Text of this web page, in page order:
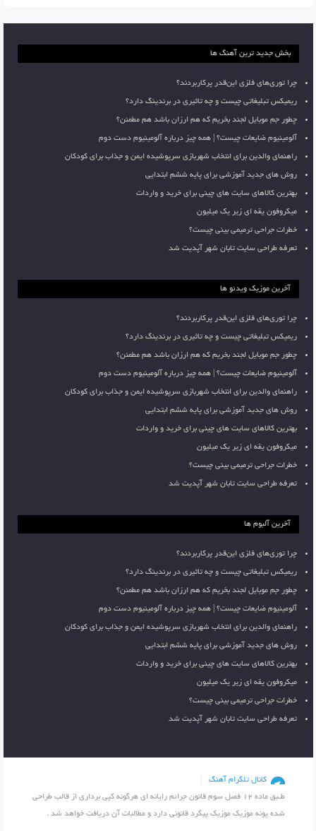
بخش جدید ترین آهنگ ها
چرا توری‌های فلزی این‌قدر پرکاربردند؟
ریمیکس تبلیغاتی چیست و چه تاثیری در برندینگ دارد؟
چطور جم موبایل لجند بخریم که هم ارزان باشد هم مطمئن؟
آلومینیوم ضایعات چیست؟ | همه چیز درباره آلومینیوم دست دوم
راهنمای والدین برای انتخاب شهربازی سرپوشیده ایمن و جذاب برای کودکان
روش های جدید آموزشی برای پایه ششم ابتدایی
بهترین کالاهای سایت های چینی برای خرید و واردات
میکروفون یقه ای زیر یک میلیون
خطرات جراحی ترمیمی بینی چیست؟
تعرفه طراحی سایت تابان شهر آپدیت شد
آخرین موزیک ویدئو ها
چرا توری‌های فلزی این‌قدر پرکاربردند؟
ریمیکس تبلیغاتی چیست و چه تاثیری در برندینگ دارد؟
چطور جم موبایل لجند بخریم که هم ارزان باشد هم مطمئن؟
آلومینیوم ضایعات چیست؟ | همه چیز درباره آلومینیوم دست دوم
راهنمای والدین برای انتخاب شهربازی سرپوشیده ایمن و جذاب برای کودکان
روش های جدید آموزشی برای پایه ششم ابتدایی
بهترین کالاهای سایت های چینی برای خرید و واردات
میکروفون یقه ای زیر یک میلیون
خطرات جراحی ترمیمی بینی چیست؟
تعرفه طراحی سایت تابان شهر آپدیت شد
آخرین آلبوم ها
چرا توری‌های فلزی این‌قدر پرکاربردند؟
ریمیکس تبلیغاتی چیست و چه تاثیری در برندینگ دارد؟
چطور جم موبایل لجند بخریم که هم ارزان باشد هم مطمئن؟
آلومینیوم ضایعات چیست؟ | همه چیز درباره آلومینیوم دست دوم
راهنمای والدین برای انتخاب شهربازی سرپوشیده ایمن و جذاب برای کودکان
روش های جدید آموزشی برای پایه ششم ابتدایی
بهترین کالاهای سایت های چینی برای خرید و واردات
میکروفون یقه ای زیر یک میلیون
خطرات جراحی ترمیمی بینی چیست؟
تعرفه طراحی سایت تابان شهر آپدیت شد
کانال تلگرام آهنگ
طـبق ماده 12 فصل سوم قانون جرائم رایانه ای هرگونه کپی برداری از قالب طراحی
شده پونه موزیک موزیک پیگرد قانونی دارد و مطالبات آن دریافت خواهد شد .